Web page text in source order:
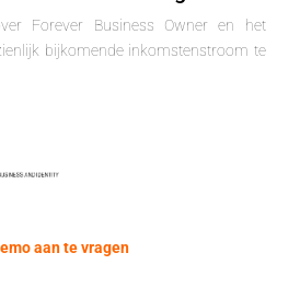
Forever Business Owner en het
bijkomende inkomstenstroom te
aan te vragen